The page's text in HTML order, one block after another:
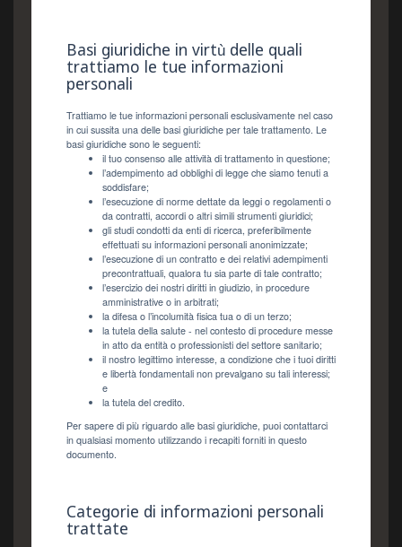
Basi giuridiche in virtù delle quali
trattiamo le tue informazioni
personali
Trattiamo le tue informazioni personali esclusivamente nel caso
in cui sussita una delle basi giuridiche per tale trattamento. Le
basi giuridiche sono le seguenti:
il tuo consenso alle attività di trattamento in questione;
l’adempimento ad obblighi di legge che siamo tenuti a
soddisfare;
l’esecuzione di norme dettate da leggi o regolamenti o
da contratti, accordi o altri simili strumenti giuridici;
gli studi condotti da enti di ricerca, preferibilmente
effettuati su informazioni personali anonimizzate;
l’esecuzione di un contratto e dei relativi adempimenti
precontrattuali, qualora tu sia parte di tale contratto;
l’esercizio dei nostri diritti in giudizio, in procedure
amministrative o in arbitrati;
la difesa o l’incolumità fisica tua o di un terzo;
la tutela della salute - nel contesto di procedure messe
in atto da entità o professionisti del settore sanitario;
il nostro legittimo interesse, a condizione che i tuoi diritti
e libertà fondamentali non prevalgano su tali interessi;
e
la tutela del credito.
Per sapere di più riguardo alle basi giuridiche, puoi contattarci
in qualsiasi momento utilizzando i recapiti forniti in questo
documento.
Categorie di informazioni personali
trattate